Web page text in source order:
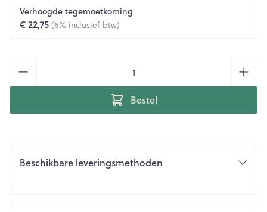
Verhoogde tegemoetkoming
€ 22,75(6% inclusief btw)
Bestel
Beschikbare leveringsmethoden